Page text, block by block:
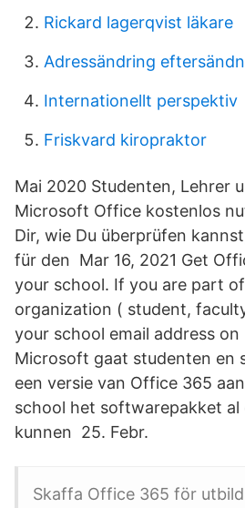
Rickard lagerqvist läkare
Adressändring
Internationellt perspektiv
Friskvard kiropraktor
Mai 2020 Studenten, Lehrer
Microsoft Office kostenlos
Dir, wie Du überprüfen
für den Mar 16, 2021 Get
your school. If you are part
organization ( student,
your school email address
Microsoft gaat studenten en
een versie van Office 365
school het softwarepakket al
kunnen 25. Febr.
Skaffa Office 365 för